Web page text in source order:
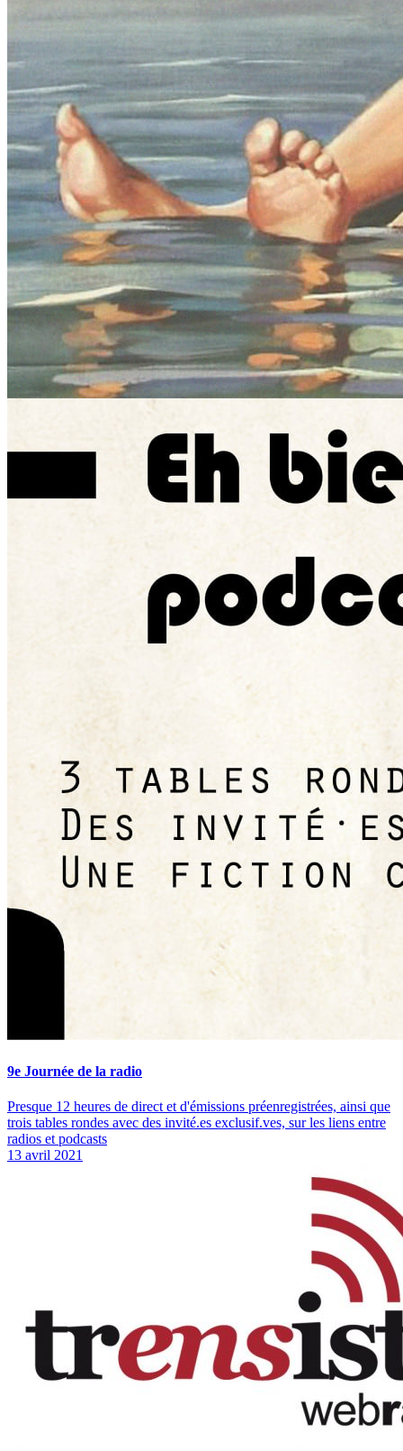
9e Journée de la radio
Presque 12 heures de direct et d'émissions préenregistrées, ainsi que
trois tables rondes avec des invité.es exclusif.ves, sur les liens entre
radios et podcasts
13 avril 2021